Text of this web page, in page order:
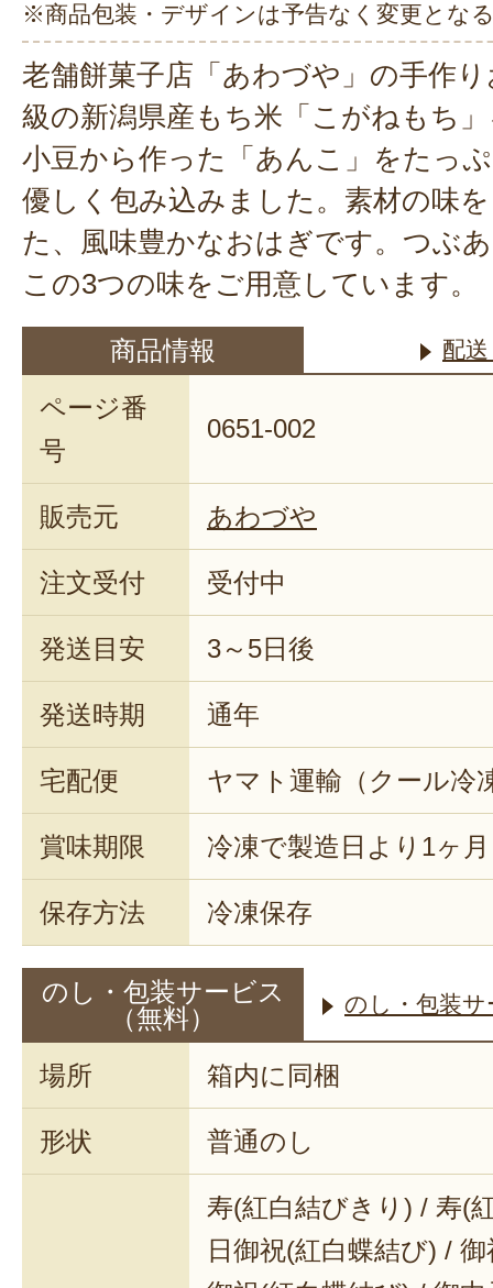
※商品包装・デザインは予告なく変更とな
老舗餅菓子店「あわづや」の手作
級の新潟県産もち米「こがねもち
小豆から作った「あんこ」をたっ
優しく包み込みました。素材の味
た、風味豊かなおはぎです。つぶ
この3つの味をご用意しています。
商品情報 配
ページ番
号
0651-002
販売元 あわづや
注文受付 受付中
発送目安 3～5日後
発送時期 通年
宅配便 ヤマト運輸（クール冷
賞味期限 冷凍で製造日より1ヶ月
保存方法 冷凍保存
のし・包装サービス
（無料）
のし・包装
場所 箱内に同梱
形状 普通のし
寿(紅白結びきり) / 寿(
日御祝(紅白蝶結び) /